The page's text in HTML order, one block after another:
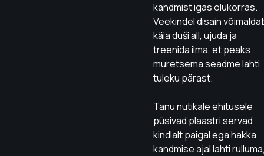
kandmist igas olukorras.
Veekindel disain
käia duši all, ujuda ja
treenida ilma, et peaks
muretsema seadme lahti
tuleku pärast.
Tänu nutikale ehitusele
püsivad plaastri servad
kindlalt paigal ega hakka
kandmise ajal lahti rulluma,